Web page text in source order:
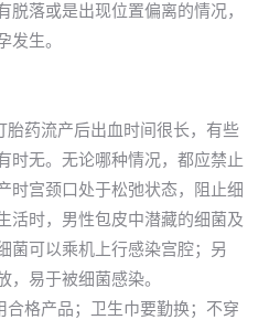
落或是出现位置偏离的情况，
发生。
胎药流产后出血时间很长，有些
时无。无论哪种情况，都应禁止
时宫颈口处于松弛状态，阻止细
活时，男性包皮中潜藏的细菌及
菌可以乘机上行感染宫腔；另
，易于被细菌感染。
格产品；卫生巾要勤换；不穿